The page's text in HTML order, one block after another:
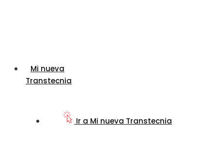
Mi nueva
Transtecnia
Ir a Mi nueva Transtecnia